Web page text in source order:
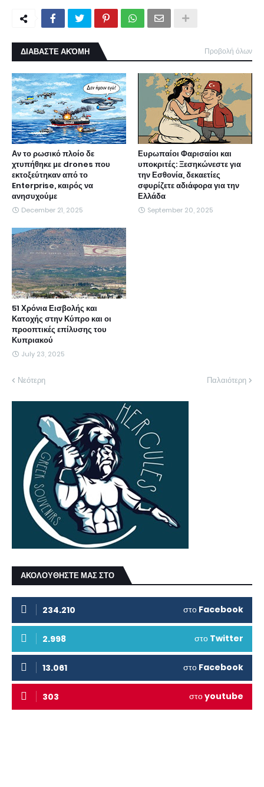
ΔΙΑΒΑΣΤΕ ΑΚΌΜΗ Προβολή όλων
Αν το ρωσικό πλοίο δε
χτυπήθηκε με drones που
εκτοξεύτηκαν από το
Enterprise, καιρός να
ανησυχούμε
December 21, 2025
Ευρωπαίοι Φαρισαίοι και
υποκριτές: Ξεσηκώνεστε για
την Εσθονία, δεκαετίες
σφυρίζετε αδιάφορα για την
Ελλάδα
September 20, 2025
51 Χρόνια Εισβολής και
Κατοχής στην Κύπρο και οι
προοπτικές επίλυσης του
Κυπριακού
July 23, 2025
Νεότερη Παλαιότερη
ΑΚΟΛΟΥΘΗΣΤΕ ΜΑΣ ΣΤΟ
234.210 στο Facebook
2.998 στο Twitter
13.061 στο Facebook
303 στοyoutube